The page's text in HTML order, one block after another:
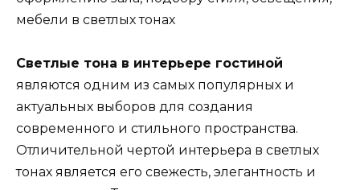
Светлые тона в интерьере гостиной
являются одним из самых популярных и
актуальных выборов для создания
современного и стильного пространства.
Отличительной чертой интерьера в светлых
тонах является его свежесть, элегантность и